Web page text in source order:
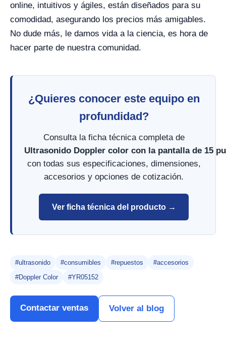
online, intuitivos y ágiles, están diseñados para su
comodidad, asegurando los precios más amigables.
No dude más, le damos vida a la ciencia, es hora de
hacer parte de nuestra comunidad.
¿Quieres conocer este equipo en
profundidad?
Consulta la ficha técnica completa de
Ultrasonido Doppler color con la pantalla de 15
con todas sus especificaciones, dimensiones,
accesorios y opciones de cotización.
Ver ficha técnica del producto →
#ultrasonido #consumibles #repuestos
#accesorios
#Doppler Color
#YR05152
Contactar ventas Volver al blog